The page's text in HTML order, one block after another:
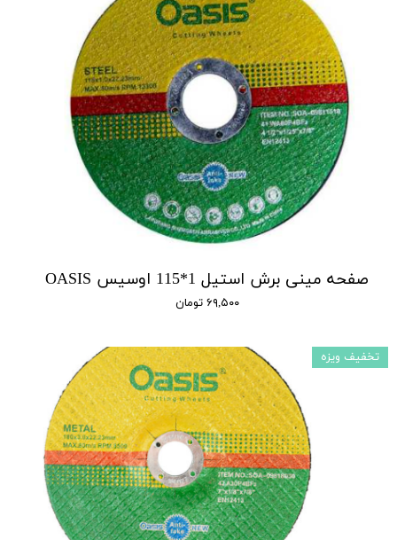
صفحه مینی برش استیل 1*115 اوسیس OASIS
۶۹,۵۰۰ تومان
تخفیف ویزه